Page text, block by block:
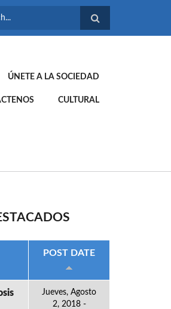
ÚNETE A LA SOCIEDAD
CULTURAL
POST DATE
Jueves, Agosto
2, 2018 -